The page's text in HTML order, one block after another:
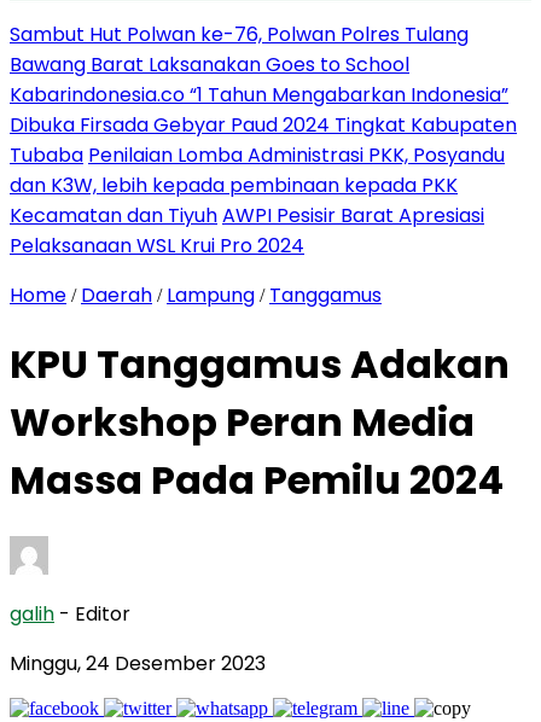
Sambut Hut Polwan ke-76, Polwan Polres Tulang
Bawang Barat Laksanakan Goes to School
Kabarindonesia.co “1 Tahun Mengabarkan Indonesia”
Dibuka Firsada Gebyar Paud 2024 Tingkat Kabupaten
Tubaba Penilaian Lomba Administrasi PKK, Posyandu
dan K3W, lebih kepada pembinaan kepada PKK
Kecamatan dan TiyuhAWPI Pesisir Barat Apresiasi
Pelaksanaan WSL Krui Pro 2024
Home / Daerah / Lampung / Tanggamus
KPU Tanggamus Adakan
Workshop Peran Media
Massa Pada Pemilu 2024
galih - Editor
Minggu, 24 Desember 2023